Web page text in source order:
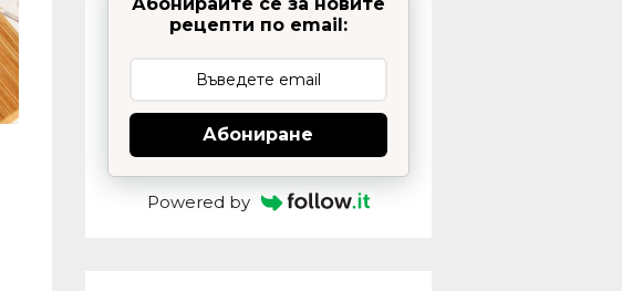
рецепти по email:
Абониране
Powered by